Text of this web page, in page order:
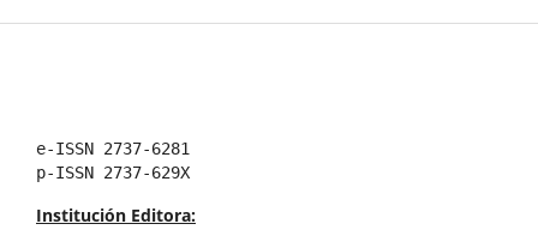
e-ISSN 2737-6281
p-ISSN 2737-629X
Institución Editora: